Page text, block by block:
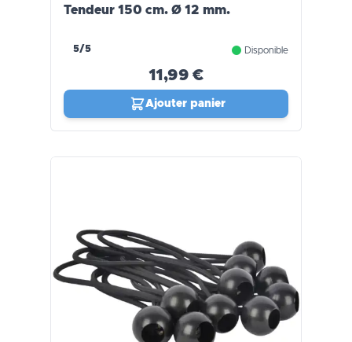
Tendeur 150 cm. Ø 12 mm.
5/5 Disponible
11,99 €
Ajouter panier